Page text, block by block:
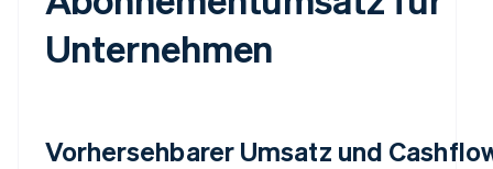
Unternehmen
Vorhersehbarer Umsatz und